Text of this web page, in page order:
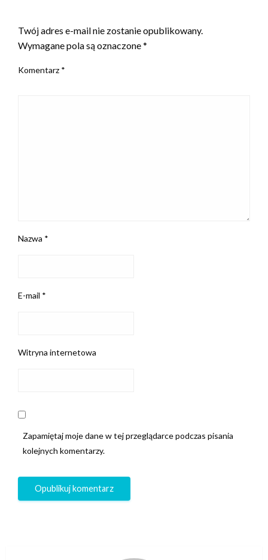
Twój adres e-mail nie zostanie opublikowany.
Wymagane pola są oznaczone*
Komentarz *
Nazwa *
E-mail *
Witryna internetowa
Zapamiętaj moje dane w tej przeglądarce podczas pisania
kolejnych komentarzy.